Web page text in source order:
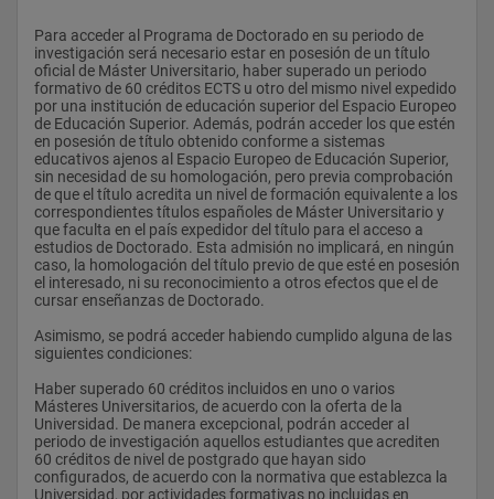
Sobre la experiencia acreditada de los miembros del tribunal
de una tesis doctoral
Para justificar la idoneidad de los miembros propuestos para
formar parte del tribunal de evaluación de una tesis doctoral,
junto con la propuesta de los miembros se remitirá al CAD un
informe en el que constará, para cada uno de ellos, una
relación de cinco publicaciones en revistas indexadas en el
campo objeto de la tesis o méritos de impacto equivalente.
Alegaciones
Durante el periodo de exposición pública, los doctores podrán
remitir las observaciones que estimen oportunas sobre el
Asesor de Doctorado, a la vista de la documentación recibida,
procederá a la autorización o no de la defensa de la Tesis
Doctoral.
En los supuestos de no autorización, el Consejo Asesor de
Doctorado deberá comunicar por escrito al doctorando, al
director de la tesis y al órgano responsable del programa de
Para acceder al Programa de Doctorado en su periodo de
investigación será necesario estar en posesión de un título
oficial de Máster Universitario, haber superado un periodo
formativo de 60 créditos ECTS u otro del mismo nivel expedido
por una institución de educación superior del Espacio Europeo
de Educación Superior. Además, podrán acceder los que estén
en posesión de título obtenido conforme a sistemas
educativos ajenos al Espacio Europeo de Educación Superior,
sin necesidad de su homologación, pero previa comprobación
de que el título acredita un nivel de formación equivalente a los
correspondientes títulos españoles de Máster Universitario y
que faculta en el país expedidor del título para el acceso a
estudios de Doctorado. Esta admisión no implicará, en ningún
caso, la homologación del título previo de que esté en posesión
el interesado, ni su reconocimiento a otros efectos que el de
cursar enseñanzas de Doctorado.
Asimismo, se podrá acceder habiendo cumplido alguna de las
siguientes condiciones:
Haber superado 60 créditos incluidos en uno o varios
Másteres Universitarios, de acuerdo con la oferta de la
Universidad. De manera excepcional, podrán acceder al
periodo de investigación aquellos estudiantes que acrediten
60 créditos de nivel de postgrado que hayan sido
configurados, de acuerdo con la normativa que establezca la
Universidad, por actividades formativas no incluidas en